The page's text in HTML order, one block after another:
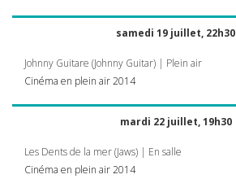
samedi 19 juillet, 22h30
Johnny Guitare (Johnny Guitar) | Plein air
Cinéma en plein air 2014
mardi 22 juillet, 19h30
Les Dents de la mer (Jaws) | En salle
Cinéma en plein air 2014